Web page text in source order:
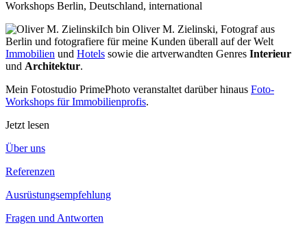
Ich bin Oliver M. Zielinski, Fotograf aus
Berlin und fotografiere für meine Kunden überall auf der Welt
Immobilien und Hotels sowie die artverwandten Genres Interieur
und Architektur.
Mein Fotostudio PrimePhoto veranstaltet darüber hinaus Foto-
Workshops für Immobilienprofis.
Jetzt lesen
Über uns
Referenzen
Ausrüstungsempfehlung
Fragen und Antworten